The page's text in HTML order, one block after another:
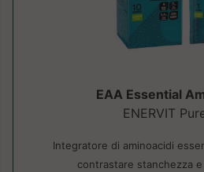
EAA Essential
ENERVIT
Integratore di aminoacidi
contrastare stanchezza